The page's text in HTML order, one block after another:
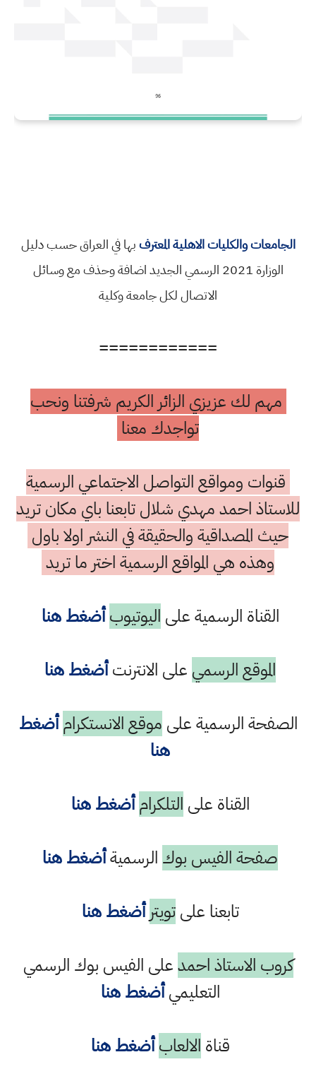
الجامعات والكليات الاهلية المعترفبها في العراق حسب دليل
الوزارة 2021 الرسمي الجديد اضافة وحذف مع وسائل
الاتصال لكل جامعة وكلية
============
مهم لك عزيزي الزائر الكريم شرفتنا ونحب
تواجدك معنا
قنوات ومواقع التواصل الاجتماعي الرسمية
للاستاذ احمد مهدي شلال تابعنا باي مكان تريد
حيث المصداقية والحقيقة في النشر اولا باول
وهذه هي المواقع الرسمية اختر ما تريد
القناة الرسمية على اليوتيوب أضغط هنا
الموقع الرسمي على الانترنتأضغط هنا
الصفحة الرسمية على موقع الانستكرام أضغط
هنا
القناة على التلكرام أضغط هنا
صفحة الفيس بوك الرسميةأضغط هنا
تابعنا علىتويتر أضغط هنا
كروب الاستاذ احمدعلى الفيس بوك الرسمي
التعليميأضغط هنا
قناة الالعاب أضغط هنا